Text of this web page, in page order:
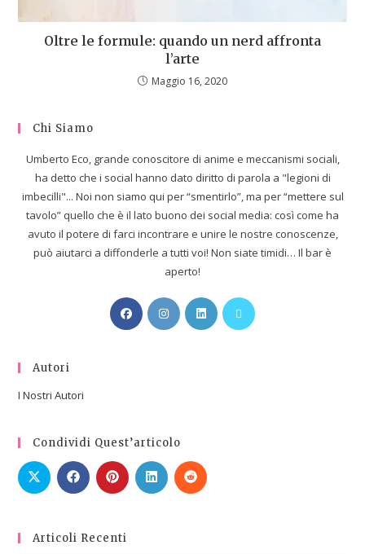
Oltre le formule: quando un nerd affronta
l’arte
Maggio 16, 2020
Chi Siamo
Umberto Eco, grande conoscitore di anime e meccanismi sociali,
ha detto che i social hanno dato diritto di parola a "legioni di
imbecilli"... Noi non siamo qui per “smentirlo”, ma per “mettere sul
tavolo” quello che è il lato buono dei social media: così come ha
avuto il potere di farci incontrare e unire le nostre conoscenze,
può aiutarci a diffonderle a tutti voi! Non siate timidi… Il bar è
aperto!
Autori
I Nostri Autori
Condividi Quest’articolo
Articoli Recenti